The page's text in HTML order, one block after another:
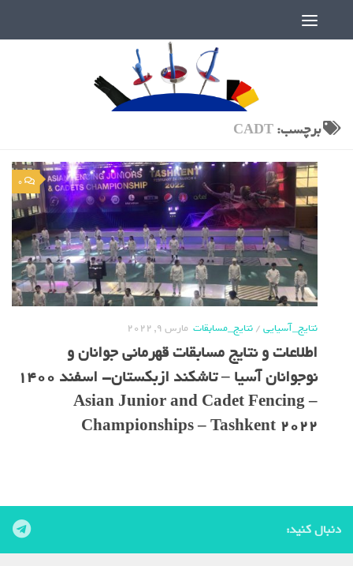
برچسب:CADT
0
نتایج_آسیایی/نتایج_مسابقات مارس 9, 2022
اطلاعات و نتایج مسابقات قهرمانی جوانان و
نوجوانان آسیا – تاشکند ازبکستان- اسفند 1400
– Asian Junior and Cadet Fencing
Championships – Tashkent 2022
دنبال کنید: